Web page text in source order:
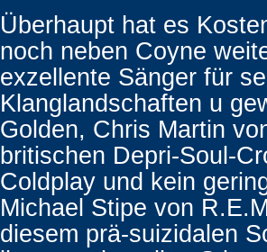
Überhaupt hat es
noch neben Coyne
exzellente Sänger für
Klanglandschaften u
Golden, Chris Martin
britischen Depri-Soul-
Coldplay und kein
Michael Stipe von
diesem prä-suizidalen